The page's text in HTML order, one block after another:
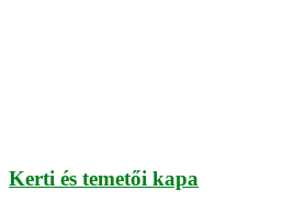
Kerti és temetői kapa